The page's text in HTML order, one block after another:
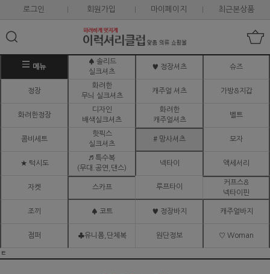
로그인 회원가입 마이페이지 최근본상품
메뉴
♠ 솔리드
실크셔츠
♥ 정장셔츠 슈즈
정장
화려한
무늬 실크셔츠
캐주얼 셔츠 가방&지갑
화려한정장
디자인
배색실크셔츠
화려한
캐주얼셔츠
벨트
콤비세트
핫픽스
실크셔츠
# 망사셔츠 모자
★ 턱시도
♬ 특수복
(무대.공연,댄스)
넥타이 액세서리
자켓 스카프 루프타이
커프스&
넥타이핀
조끼 ♠ 코트 ♥ 정장바지 캐주얼바지
점퍼 ♣유니폼,단체복 원단정보 ♡ Woman
ㅌ